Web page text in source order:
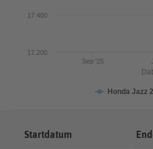
Honda Jazz
Sep '25
17.200
17.400
Startdatum